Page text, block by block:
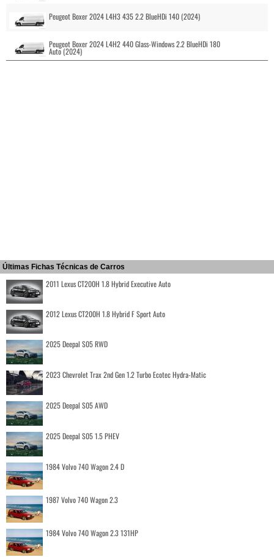
Peugeot Boxer 2024 L4H3 435 2.2 BlueHDi 140 (2024)
Peugeot Boxer 2024 L4H2 440 Glass-Windows 2.2 BlueHDi 180
Auto (2024)
Últimas Fichas Técnicas de Carros
2011 Lexus CT200H 1.8 Hybrid Executive Auto
2012 Lexus CT200H 1.8 Hybrid F Sport Auto
2025 Deepal S05 RWD
2023 Chevrolet Trax 2nd Gen 1.2 Turbo Ecotec Hydra-Matic
2025 Deepal S05 AWD
2025 Deepal S05 1.5 PHEV
1984 Volvo 740 Wagon 2.4 D
1987 Volvo 740 Wagon 2.3
1984 Volvo 740 Wagon 2.3 131HP